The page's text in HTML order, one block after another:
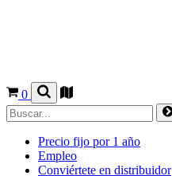
0
Precio fijo por 1 año
Empleo
Conviértete en distribuidor